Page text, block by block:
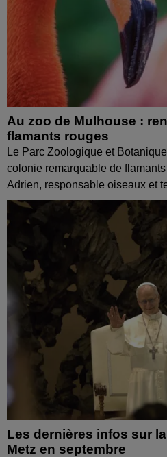
Au zoo de Mulhouse :
flamants rouges
Le Parc Zoologique et
colonie remarquable de
Adrien, responsable oiseaux et
Les dernières infos sur
Metz en septembre